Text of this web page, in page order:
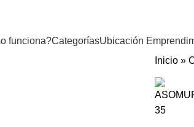
funciona?CategoríasUbicación
Inicio »